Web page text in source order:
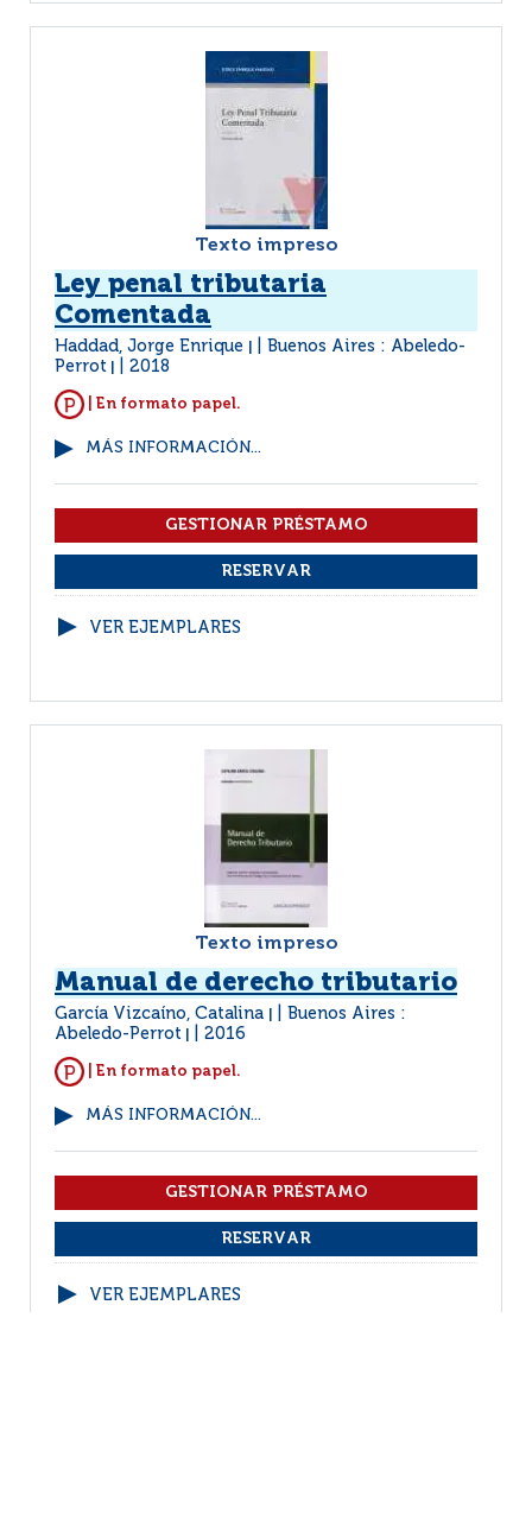
Texto impreso
Ley penal tributaria
Comentada
Haddad, Jorge Enrique
Buenos Aires : Abeledo-
Perrot
2018
| En formato papel.
MÁS INFORMACIÓN...
VER EJEMPLARES
Texto impreso
Manual de derecho tributario
García Vizcaíno, Catalina
Buenos Aires :
Abeledo-Perrot
2016
| En formato papel.
MÁS INFORMACIÓN...
VER EJEMPLARES